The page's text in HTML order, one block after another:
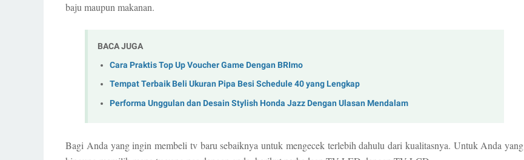
baju maupun makanan.
BACA JUGA
Cara Praktis Top Up Voucher Game Dengan BRImo
Tempat Terbaik Beli Ukuran Pipa Besi Schedule 40 yang Lengkap
Performa Unggulan dan Desain Stylish Honda Jazz Dengan Ulasan Mendalam
Bagi Anda yang ingin membeli tv baru sebaiknya untuk mengecek terlebih dahulu dari kualitasnya. Untuk Anda yang